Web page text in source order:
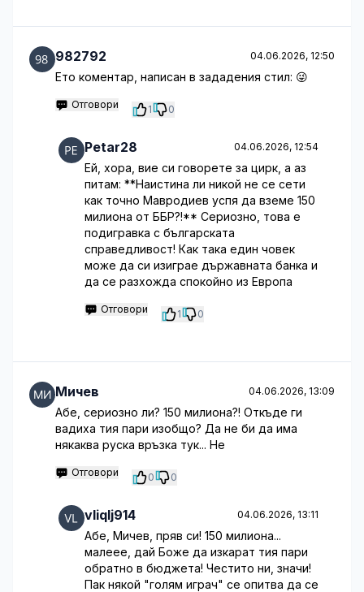
982792 04.06.2026, 12:50
Ето коментар, написан в зададения стил: 😜
Отговори 1 0
Petar28 04.06.2026, 12:54
Ей, хора, вие си говорете за цирк, а аз
питам: **Наистина ли никой не се сети
как точно Мавродиев успя да вземе 150
милиона от ББР?!** Сериозно, това е
подигравка с българската
справедливост! Как така един човек
може да си изиграе държавната банка и
да се разхожда спокойно из Европа
Отговори 1 0
Мичев 04.06.2026, 13:09
Абе, сериозно ли? 150 милиона?! Откъде ги
вадиха тия пари изобщо? Да не би да има
някаква руска връзка тук... Не
Отговори 0 0
vliqlj914 04.06.2026, 13:11
Абе, Мичев, пряв си! 150 милиона...
малеее, дай Боже да изкарат тия пари
обратно в бюджета! Честито ни, значи!
Пак някой "голям играч" се опитва да се